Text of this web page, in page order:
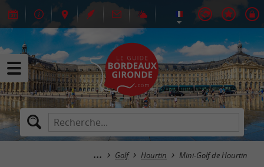
Golf Hourtin Mini-Golf de Hourtin